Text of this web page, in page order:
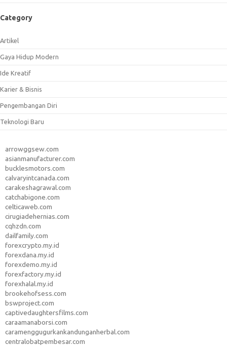
Category
Artikel
Gaya Hidup Modern
Ide Kreatif
Karier & Bisnis
Pengembangan Diri
Teknologi Baru
arrowggsew.com
asianmanufacturer.com
bucklesmotors.com
calvaryintcanada.com
carakeshagrawal.com
catchabigone.com
celticaweb.com
cirugiadehernias.com
cqhzdn.com
dailfamily.com
forexcrypto.my.id
forexdana.my.id
forexdemo.my.id
forexfactory.my.id
forexhalal.my.id
brookehofsess.com
bswproject.com
captivedaughtersfilms.com
caraamanaborsi.com
caramenggugurkankandunganherbal.com
centralobatpembesar.com